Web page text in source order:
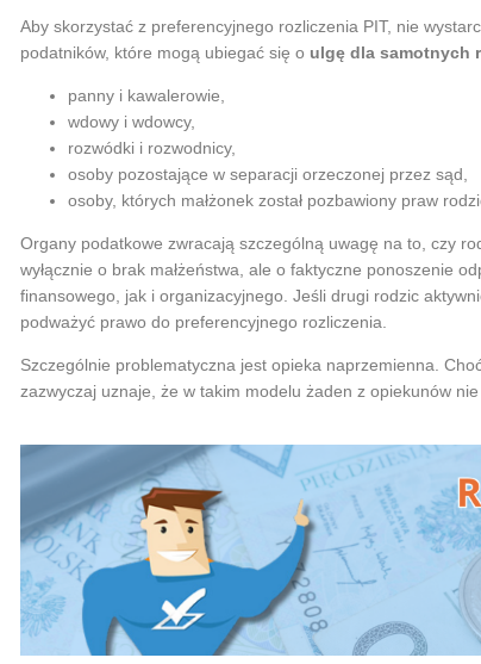
Aby skorzystać z preferencyjnego rozliczenia PIT, nie
podatników, które mogą ubiegać się o ulgę dla samotnych
panny i kawalerowie,
wdowy i wdowcy,
rozwódki i rozwodnicy,
osoby pozostające w separacji orzeczonej przez sąd,
osoby, których małżonek został pozbawiony praw
Organy podatkowe zwracają szczególną uwagę na to, czy
wyłącznie o brak małżeństwa, ale o faktyczne ponoszenie
finansowego, jak i organizacyjnego. Jeśli drugi rodzic
podważyć prawo do preferencyjnego rozliczenia.
Szczególnie problematyczna jest opieka naprzemienna.
zazwyczaj uznaje, że w takim modelu żaden z opiekunów